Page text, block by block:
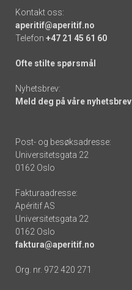
Kontakt oss:
aperitif@aperitif.no
Telefon +47 21 45 61 60
Ofte stilte spørsmål
Nyhetsbrev:
Meld deg på våre nyhetsbrev
Post- og besøksadresse:
Universitetsgata 22
0162 Oslo
Fakturaadresse:
Apéritif AS
Universitetsgata 22
0162 Oslo
faktura@aperitif.no
Org. nr. 972 420 271